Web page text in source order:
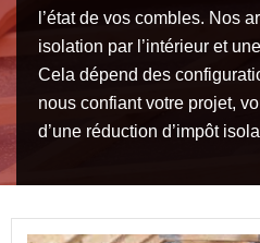
l’état de vos combles. Nos
isolation par l’intérieur et
Cela dépend des
nous confiant votre projet,
d’une réduction d’impôt